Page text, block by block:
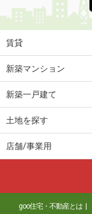
賃貸
新築マンション
新築一戸建て
土地を探す
店舗/事業用
goo住宅・不動産とは